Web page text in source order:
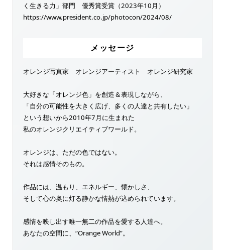
く生きる力」部門 優秀賞受賞（2023年10月）
https://www.president.co.jp/photocon/2024/08/
メッセージ
オレンジ写真家 オレンジアーティスト オレンジ研究家
大好きな「オレンジ色」を創造＆表現しながら、
「自分の可能性を大きく広げ、多くの人達と共有したい」
という想いから2010年7月に生まれた
私のオレンジクリエイティブワールド。
オレンジは、ただの色ではない。
それは感情そのもの。
作品には、温もり、エネルギー、懐かしさ、
そして心の奥に灯る静かな情熱が込められています。
感情を映し出す唯一無二の作品を愛する人達へ。
あなたの空間に、“Orange World”。